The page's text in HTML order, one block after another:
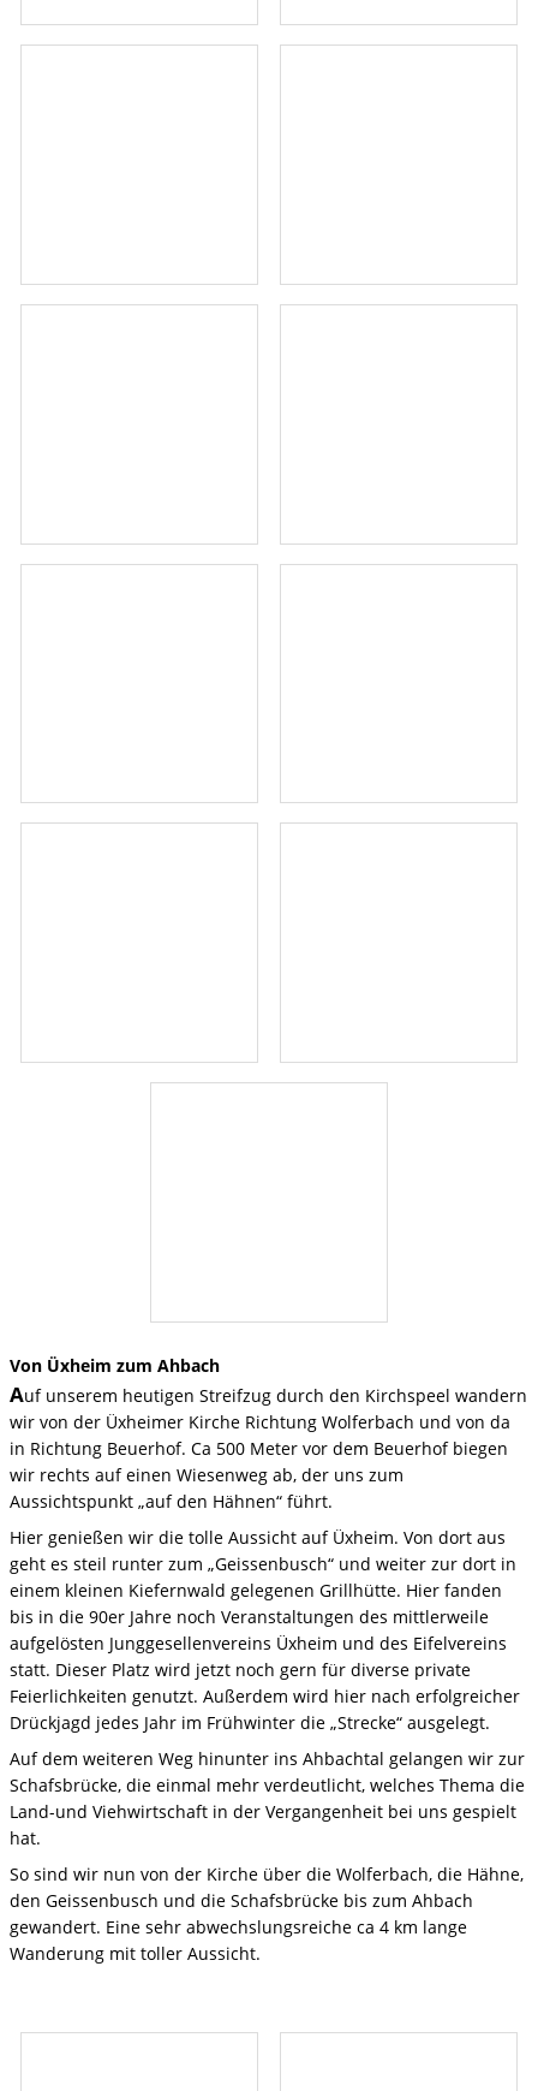
Von Üxheim zum Ahbach
Auf unserem heutigen Streifzug durch den Kirchspeel wandern
wir von der Üxheimer Kirche Richtung Wolferbach und von da
in Richtung Beuerhof. Ca 500 Meter vor dem Beuerhof biegen
wir rechts auf einen Wiesenweg ab, der uns zum
Aussichtspunkt „auf den Hähnen“ führt.
Hier genießen wir die tolle Aussicht auf Üxheim. Von dort aus
geht es steil runter zum „Geissenbusch“ und weiter zur dort in
einem kleinen Kiefernwald gelegenen Grillhütte. Hier fanden
bis in die 90er Jahre noch Veranstaltungen des mittlerweile
aufgelösten Junggesellenvereins Üxheim und des Eifelvereins
statt. Dieser Platz wird jetzt noch gern für diverse private
Feierlichkeiten genutzt. Außerdem wird hier nach erfolgreicher
Drückjagd jedes Jahr im Frühwinter die „Strecke“ ausgelegt.
Auf dem weiteren Weg hinunter ins Ahbachtal gelangen wir zur
Schafsbrücke, die einmal mehr verdeutlicht, welches Thema die
Land-und Viehwirtschaft in der Vergangenheit bei uns gespielt
hat.
So sind wir nun von der Kirche über die Wolferbach, die Hähne,
den Geissenbusch und die Schafsbrücke bis zum Ahbach
gewandert. Eine sehr abwechslungsreiche ca 4 km lange
Wanderung mit toller Aussicht.